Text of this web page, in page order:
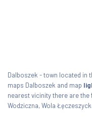
Dalboszek - town located in
maps Dalboszek and map
nearest vicinity there are the
Wodziczna, Wola